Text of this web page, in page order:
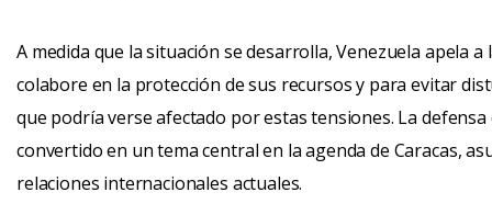
A medida que la situación se desarrolla, Venezuela apela
colabore en la protección de sus recursos y para evitar
que podría verse afectado por estas tensiones. La
convertido en un tema central en la agenda de Caracas,
relaciones internacionales actuales.